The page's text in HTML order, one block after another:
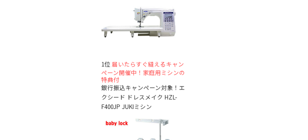
1位 届いたらすぐ縫えるキャン
ペーン開催中！家庭用ミシンの
特典付
銀行振込キャンペーン対象！エ
クシード ドレスメイク HZL-
F400JP JUKIミシン